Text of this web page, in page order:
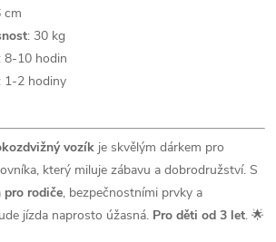
cm
: 30 kg
: 8-10 hodin
: 1-2 hodiny
vozík je skvělým dárkem pro
který miluje zábavu a dobrodružství. S
rodiče, bezpečnostními prvky a
jízda naprosto úžasná. Pro děti od 3 let. 🌟